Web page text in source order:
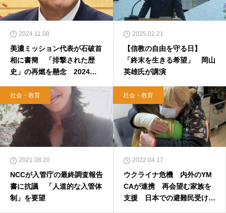
2024.11.08
美濃ミッション代表が石破首
相に書簡 「排撃された歴
史」の再燃を懸念 2024年1
2025.02.21
【信教の自由を守る日】
「終末を生きる希望」 岡山
英雄氏が講演
社会・教育
2021.08.20
NCCが入管庁の最終調査報告
書に抗議 「人道的な入管体
制」を要望
社会・教育
2022.04.17
ウクライナ危機 内外のYM
CAが連携 再会望む家族を
支援 日本での避難民受け入